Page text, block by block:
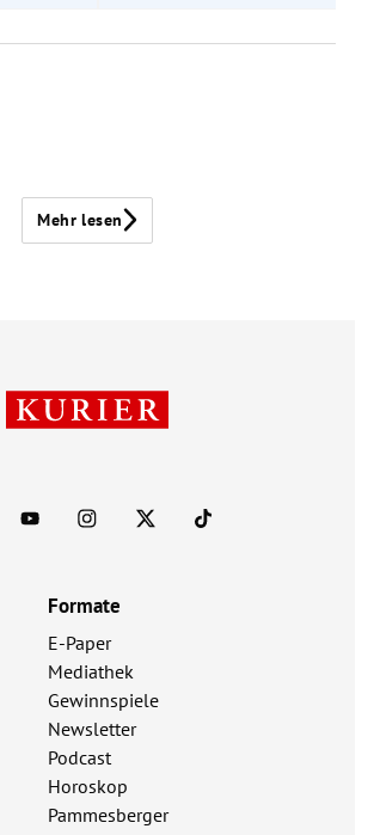
Mehr lesen
Formate
E-Paper
Mediathek
Gewinnspiele
Newsletter
Podcast
Horoskop
Pammesberger